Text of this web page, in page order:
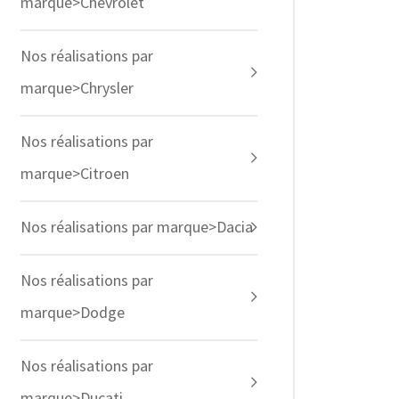
Nos réalisations par
marque>Chrysler
Nos réalisations par
marque>Citroen
Nos réalisations par marque>Dacia
Nos réalisations par
marque>Dodge
Nos réalisations par